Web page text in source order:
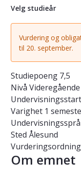
Velg studieår
Vurdering og
til 20. september.
Studiepoeng 7,5
Nivå
Undervisningsstart
Varighet 1
Sted Ålesund
Vurderingsordning
Om emnet